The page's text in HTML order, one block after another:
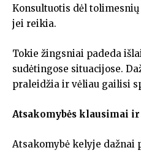
Konsultuotis dėl
jei reikia.
Tokie žingsniai padeda
sudėtingose situacijose.
praleidžia ir vėliau gailisi
Atsakomybės klausimai
Atsakomybė kelyje dažnai